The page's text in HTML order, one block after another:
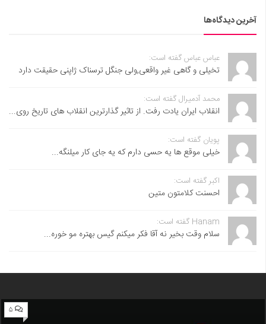
آخرین دیدگاه‌ها
عباس عباس گفته است:
تخیلی و گاهی غیر واقعی,ولی جنگل ترسناک ژاپنی حقیقت دارد
محمد آدمیرال گفته است:
انقلاب ایران یادت رفت. از تاثیر گذارترین انقلاب های تاریخ روی...
پویان گفته است:
خیلی موقع ها یه حسی دارم که یه جای کار میلنگه...
اکبر گفته است:
احسنت ‌کلامتون متین
Hanam گفته است:
سلام وقت بخیر نه آقا فکر میکنم گیس بهتره مو خوره...
۵